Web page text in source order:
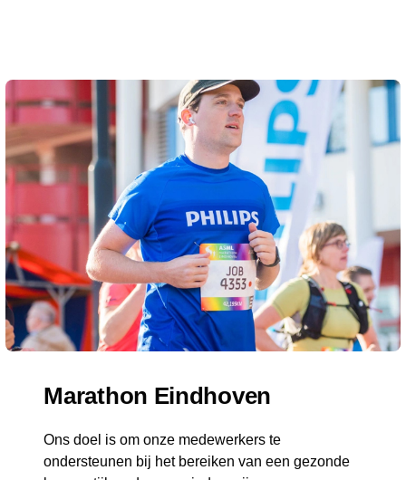
Marathon Eindhoven
Ons doel is om onze medewerkers te
ondersteunen bij het bereiken van een gezonde